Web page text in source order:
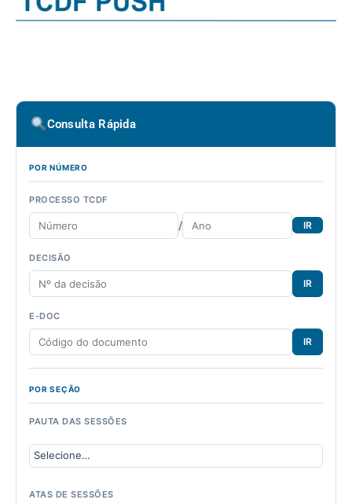
Consulta Rápida
POR NÚMERO
PROCESSO TCDF
/ IR
DECISÃO
IR
E-DOC
IR
POR SEÇÃO
PAUTA DAS SESSÕES
ATAS DE SESSÕES